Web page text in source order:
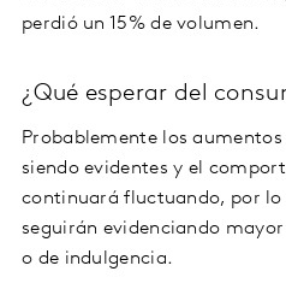
perdió un 15% de volumen.
¿Qué esperar del
Probablemente los
siendo evidentes y el
continuará fluctuando, por lo
seguirán evidenciando
o de indulgencia.